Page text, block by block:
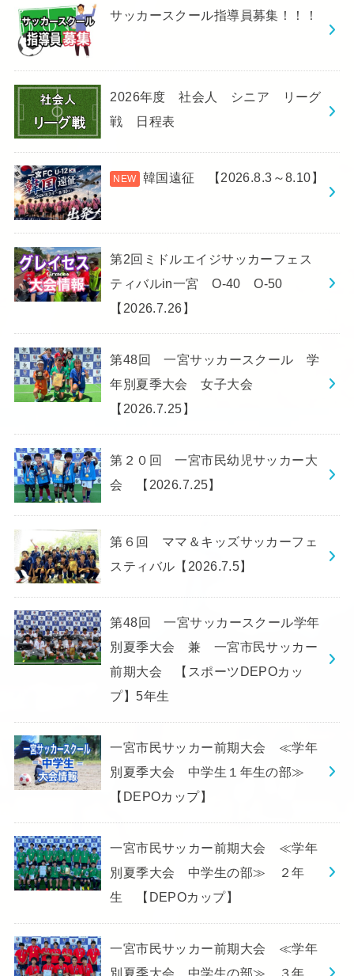
サッカースクール指導員募集！！！
2026年度 社会人 シニア リーグ
戦 日程表
韓国遠征 【2026.8.3～8.10】
第2回ミドルエイジサッカーフェス
ティバルin一宮 O-40 O-50
【2026.7.26】
第48回 一宮サッカースクール 学
年別夏季大会 女子大会
【2026.7.25】
第２０回 一宮市民幼児サッカー大
会 【2026.7.25】
第６回 ママ＆キッズサッカーフェ
スティバル【2026.7.5】
第48回 一宮サッカースクール学年
別夏季大会 兼 一宮市民サッカー
前期大会 【スポーツDEPOカッ
プ】5年生
一宮市民サッカー前期大会 ≪学年
別夏季大会 中学生１年生の部≫
【DEPOカップ】
一宮市民サッカー前期大会 ≪学年
別夏季大会 中学生の部≫ ２年
生 【DEPOカップ】
一宮市民サッカー前期大会 ≪学年
別夏季大会 中学生の部≫ ３年